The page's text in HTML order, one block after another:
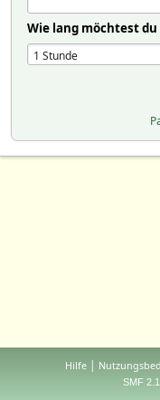
Wie lang möchtest
Hilfe |
SMF